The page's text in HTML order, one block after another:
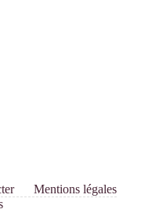
Mentions légales